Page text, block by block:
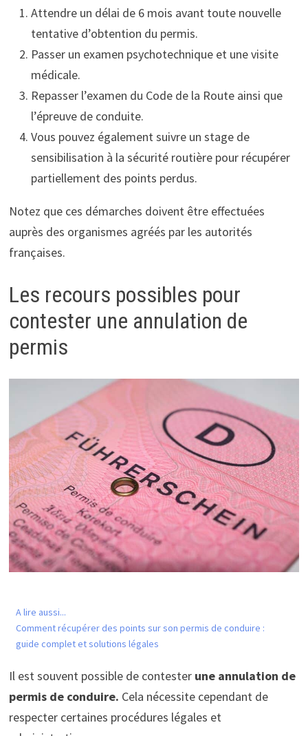
Attendre un délai de 6 mois avant toute nouvelle
tentative d’obtention du permis.
Passer un examen psychotechnique et une visite
médicale.
Repasser l’examen du Code de la Route ainsi que
l’épreuve de conduite.
Vous pouvez également suivre un stage de
sensibilisation à la sécurité routière pour récupérer
partiellement des points perdus.
Notez que ces démarches doivent être effectuées
auprès des organismes agréés par les autorités
françaises.
Les recours possibles pour
contester une annulation de
permis
A lire aussi...
Comment récupérer des points sur son permis de conduire :
guide complet et solutions légales
Il est souvent possible de contester une annulation de
permis de conduire. Cela nécessite cependant de
respecter certaines procédures légales et